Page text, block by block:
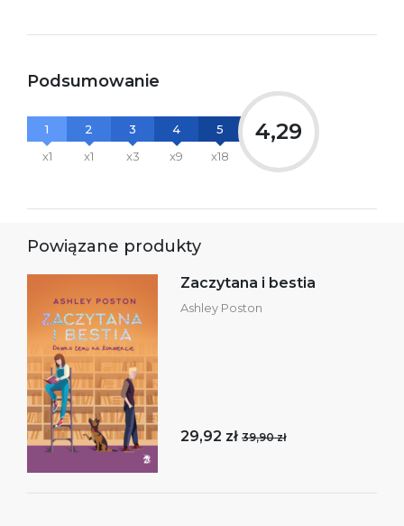
Podsumowanie
1
x1
2
x1
3
x3
4
x9
5
x18
4,29
Powiązane produkty
Zaczytana i bestia
Ashley Poston
29,92 zł 39,90 zł